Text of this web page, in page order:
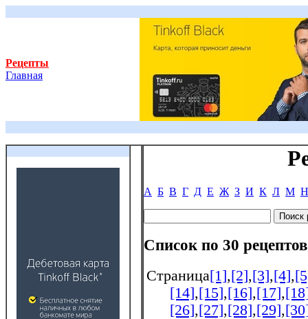
Рецепты
Главная
А Б В Г Д Е Ж З И К Л М Н
Список по 30
Страница[1],[2],[3],[4],
[14],[15],[16],[17],
[26],[27],[28],[29],